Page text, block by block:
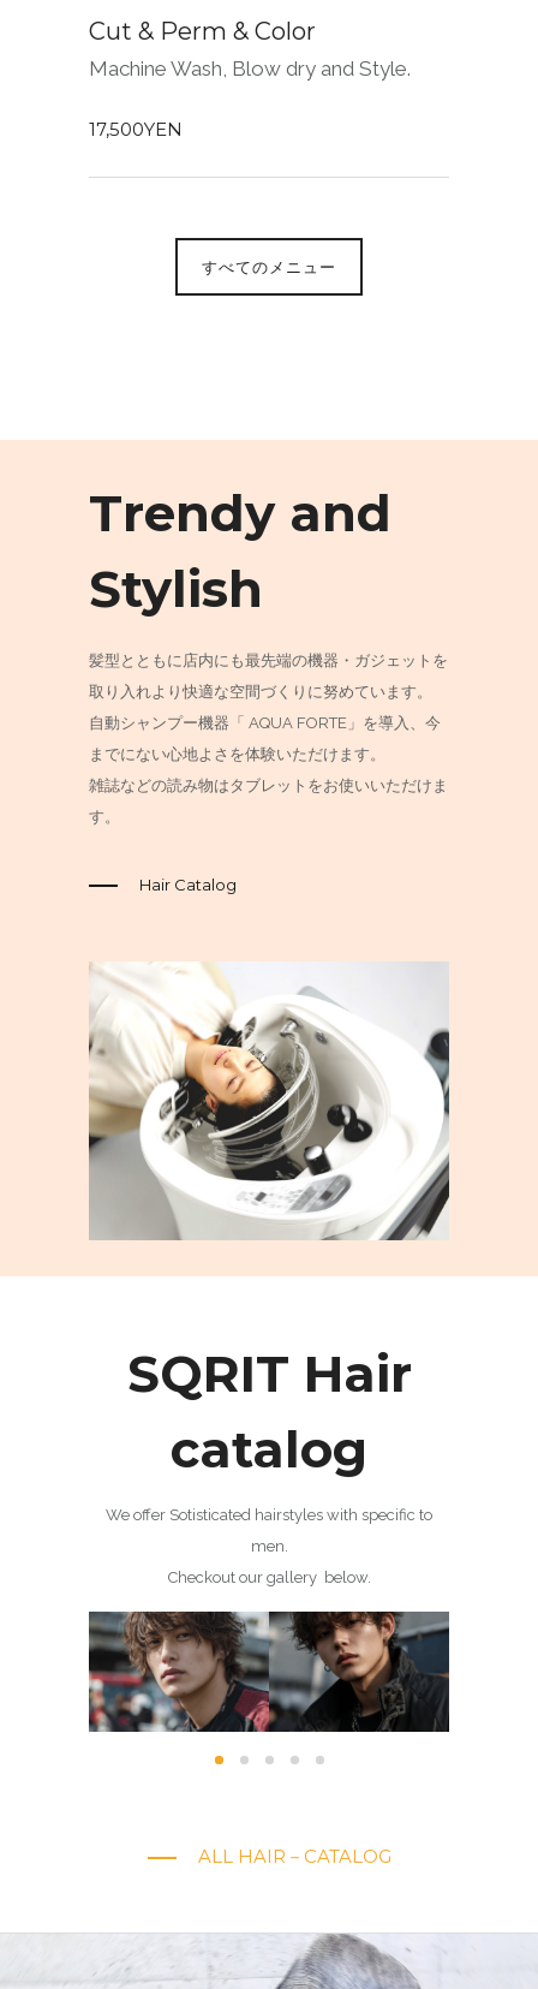
Cut & Perm & Color
Machine Wash, Blow dry and Style.
17,500YEN
すべてのメニュー
Trendy and
Stylish
髪型とともに店内にも最先端の機器・ガジェットを
取り入れより快適な空間づくりに努めています。
自動シャンプー機器「 AQUA FORTE」を導入、今
までにない心地よさを体験いただけます。
雑誌などの読み物はタブレットをお使いいただけま
す。
Hair Catalog
SQRIT Hair
catalog
We offer Sotisticated hairstyles with specific to
men.
Checkout our gallery below.
フのシャドーパー
マ
10・20代·30代·ミディアム
～ 毛先がバラけ
てハネる！ ～
10・20代· ショート
ALL HAIR－CATALOG